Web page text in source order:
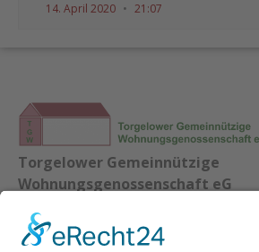
14. April 2020 21:07
Torgelower Gemeinnützige
Wohnungsgenossenschaft eG
17358 Torgelow